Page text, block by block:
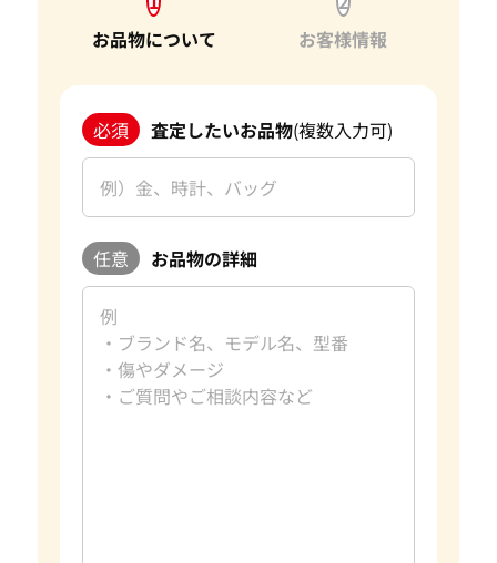
よう、サービスの向上に努め、さらに多くのお客様にご満足
いただけるよう精進してまいります。
宝石以外にも、金・貴金属やブランド品などのご売却をお考
えの際は、ぜひ「おたからや」をご利用ください。お客様の
大切なお品物を最良の価格でお取引できるよう、査定員一
同、ご満足いただける買取を提供してまいります。 改めて、
この度はご利用いただき、誠にありがとうございました。お
客様のまたのご利用を心よりお待ち申し上げております。
おたからやの宝石買取査定
宝石買取専門査定員
旅行、読書
日々是好日
好きなブランドダイヤモンド・宝石
過去の買取品例10カラットダイヤモンド
お品物について
お客様情報
必須 査定したいお品物(複数入力可)
任意 お品物の詳細